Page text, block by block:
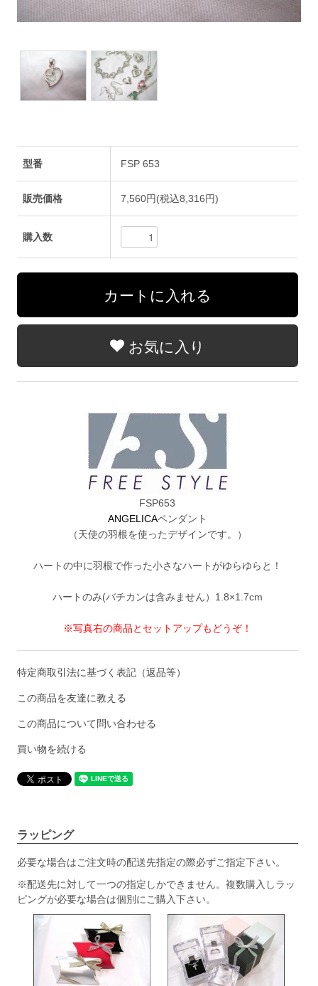
型番 FSP 653
販売価格 7,560円(税込8,316円)
購入数
お気に入り
FSP653
ANGELICAペンダント
（天使の羽根を使ったデザインです。）
ハートの中に羽根で作った小さなハートがゆらゆらと！
ハートのみ(バチカンは含みません）1.8×1.7cm
※写真右の商品とセットアップもどうぞ！
特定商取引法に基づく表記（返品等）
この商品を友達に教える
この商品について問い合わせる
買い物を続ける
ラッピング
必要な場合はご注文時の配送先指定の際必ずご指定下さい。
※配送先に対して一つの指定しかできません。複数購入しラッ
ピングが必要な場合は個別にご購入下さい。